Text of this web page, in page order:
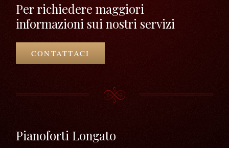
Per richiedere maggiori
informazioni sui nostri servizi
CONTATTACI
Pianoforti Longato